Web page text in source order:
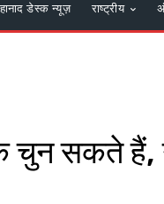
डेस्क न्यूज़ राष्ट्रीय
सकते हैं,